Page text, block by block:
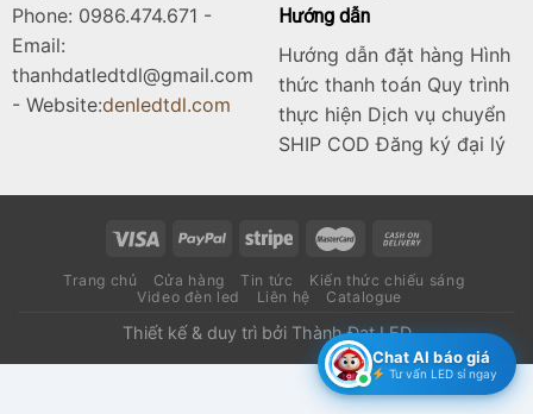
Phone: 0986.474.671 -
Email:
thanhdatledtdl@gmail.com
- Website:denledtdl.com
Hướng dẫn
Hướng dẫn đặt hàng Hình
thức thanh toán Quy trình
thực hiện Dịch vụ chuyển
SHIP COD Đăng ký đại lý
Trang chủ Cửa hàng Tin tức
Kiến thức chiếu sáng
Video đèn led
Liên hệ Catalogue
Thiết kế & duy trì bởi Thành Đạt LED
Chat AI báo giá
Tư vấn LED sỉ ngay